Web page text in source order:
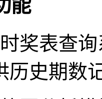
能
奖表查
历史期数